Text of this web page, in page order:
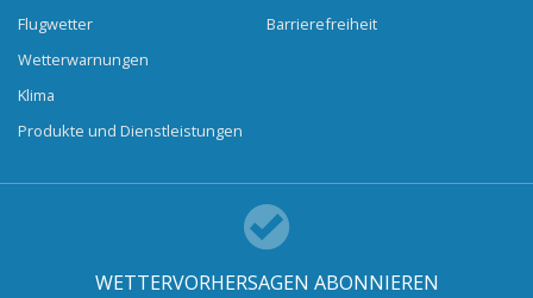
Flugwetter
Wetterwarnungen
Klima
Produkte und Dienstleistungen
Barrierefreiheit
WETTERVORHERSAGEN ABONNIEREN